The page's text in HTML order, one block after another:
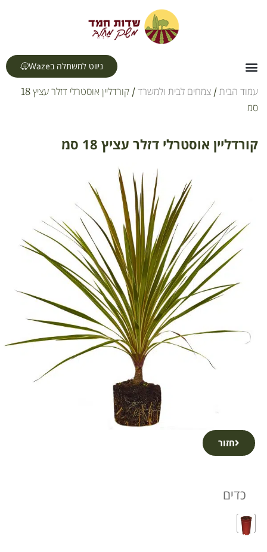
ניווט למשתלה בWaze
עמוד הבית / צמחים לבית ולמשרד
/ קורדליין אוסטרלי דזלר עציץ 18
סמ
קורדליין אוסטרלי דזלר עציץ 18 סמ
חזור
כדים